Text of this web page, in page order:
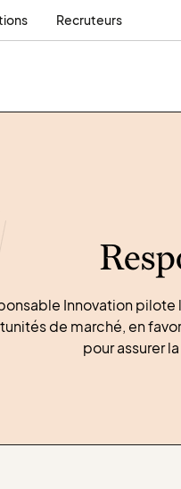
Recruteurs
Innovation
de marché, en
pour assurer